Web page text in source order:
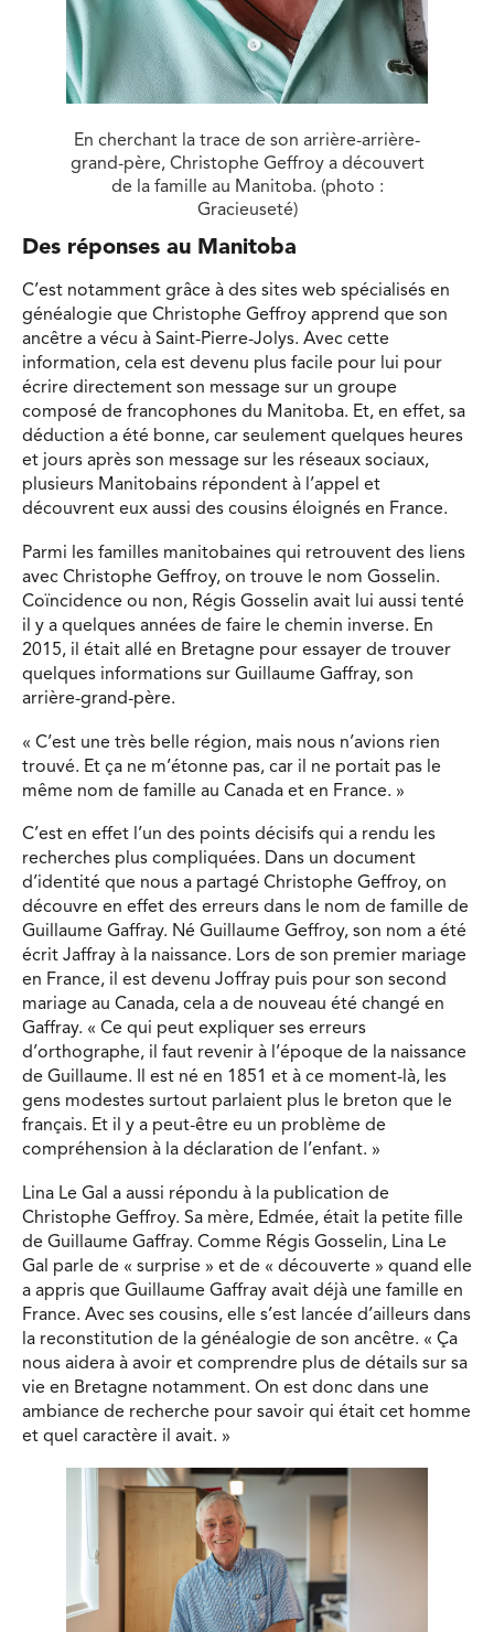
En cherchant la trace de son arrière-arrière-
grand-père, Christophe Geffroy a découvert
de la famille au Manitoba. (photo :
Gracieuseté)
Des réponses au Manitoba
C’est notamment grâce à des sites web spécialisés en
généalogie que Christophe Geffroy apprend que son
ancêtre a vécu à Saint-Pierre-Jolys. Avec cette
information, cela est devenu plus facile pour lui pour
écrire directement son message sur un groupe
composé de francophones du Manitoba. Et, en effet, sa
déduction a été bonne, car seulement quelques heures
et jours après son message sur les réseaux sociaux,
plusieurs Manitobains répondent à l’appel et
découvrent eux aussi des cousins éloignés en France.
Parmi les familles manitobaines qui retrouvent des liens
avec Christophe Geffroy, on trouve le nom Gosselin.
Coïncidence ou non, Régis Gosselin avait lui aussi tenté
il y a quelques années de faire le chemin inverse. En
2015, il était allé en Bretagne pour essayer de trouver
quelques informations sur Guillaume Gaffray, son
arrière-grand-père.
« C’est une très belle région, mais nous n’avions rien
trouvé. Et ça ne m’étonne pas, car il ne portait pas le
même nom de famille au Canada et en France. »
C’est en effet l’un des points décisifs qui a rendu les
recherches plus compliquées. Dans un document
d’identité que nous a partagé Christophe Geffroy, on
découvre en effet des erreurs dans le nom de famille de
Guillaume Gaffray. Né Guillaume Geffroy, son nom a été
écrit Jaffray à la naissance. Lors de son premier mariage
en France, il est devenu Joffray puis pour son second
mariage au Canada, cela a de nouveau été changé en
Gaffray. « Ce qui peut expliquer ses erreurs
d’orthographe, il faut revenir à l’époque de la naissance
de Guillaume. Il est né en 1851 et à ce moment-là, les
gens modestes surtout parlaient plus le breton que le
français. Et il y a peut-être eu un problème de
compréhension à la déclaration de l’enfant. »
Lina Le Gal a aussi répondu à la publication de
Christophe Geffroy. Sa mère, Edmée, était la petite fille
de Guillaume Gaffray. Comme Régis Gosselin, Lina Le
Gal parle de « surprise » et de « découverte » quand elle
a appris que Guillaume Gaffray avait déjà une famille en
France. Avec ses cousins, elle s’est lancée d’ailleurs dans
la reconstitution de la généalogie de son ancêtre. « Ça
nous aidera à avoir et comprendre plus de détails sur sa
vie en Bretagne notamment. On est donc dans une
ambiance de recherche pour savoir qui était cet homme
et quel caractère il avait. »